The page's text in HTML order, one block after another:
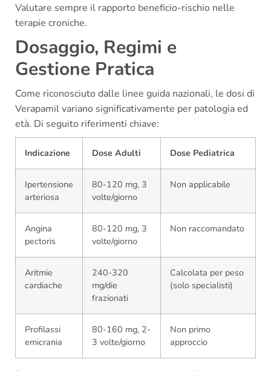
Valutare sempre il rapporto beneficio-rischio nelle
terapie croniche.
Dosaggio, Regimi e
Gestione Pratica
Come riconosciuto dalle linee guida nazionali, le dosi di
Verapamil variano significativamente per patologia ed
età. Di seguito riferimenti chiave:
Indicazione Dose Adulti Dose Pediatrica
Ipertensione
arteriosa
80-120 mg, 3
volte/giorno
Non applicabile
Angina
pectoris
80-120 mg, 3
volte/giorno
Non raccomandato
Aritmie
cardiache
240-320
mg/die
frazionati
Calcolata per peso
(solo specialisti)
Profilassi
emicrania
80-160 mg, 2-
3 volte/giorno
Non primo
approccio